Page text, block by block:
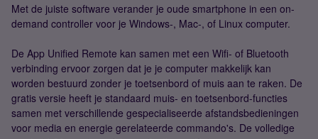
Met de juiste software verander je oude smartphone in een on-
demand controller voor je Windows-, Mac-, of Linux computer.
De App Unified Remote kan samen met een Wifi- of Bluetooth
verbinding ervoor zorgen dat je je computer makkelijk kan
worden bestuurd zonder je toetsenbord of muis aan te raken. De
gratis versie heeft je standaard muis- en toetsenbord-functies
samen met verschillende gespecialiseerde afstandsbedieningen
voor media en energie gerelateerde commando's. De volledige